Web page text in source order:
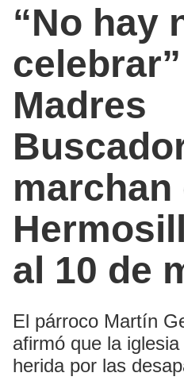
“No hay
Madres
marchan
al 10 de
El párroco Martín
afirmó que la
herida por las